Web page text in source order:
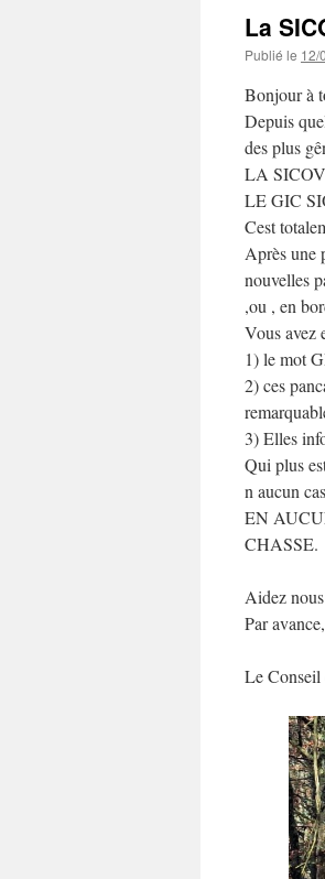
La
Publié le 12/
Bonjour à
Depuis
des plus
LA
LE GIC
Cest
Après une
nouvelles
,ou , en
Vous avez
1) le mot
2) ces
3) Elles
Qui plus
n aucun
EN
CHASSE.
Aidez
Par
Le